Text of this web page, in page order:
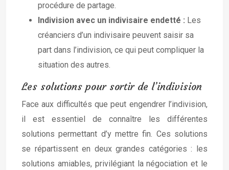
procédure de partage.
Indivision avec un indivisaire endetté : Les
créanciers d’un indivisaire peuvent saisir sa
part dans l’indivision, ce qui peut compliquer la
situation des autres.
Les solutions pour sortir de l’indivision
Face aux difficultés que peut engendrer l’indivision,
il est essentiel de connaître les différentes
solutions permettant d’y mettre fin. Ces solutions
se répartissent en deux grandes catégories : les
solutions amiables, privilégiant la négociation et le